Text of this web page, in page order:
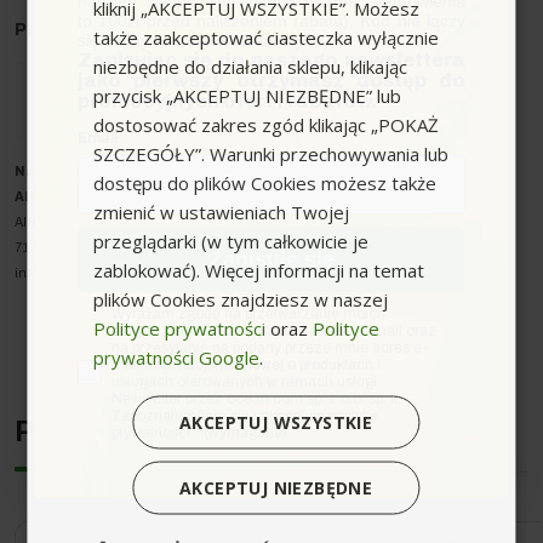
Producent : Karcher
Nazwa producenta oraz o
Alfred Kärcher SE & Co. KG
Alfred-Kärcher-Strasse 28-40
71364 Winnenden
info@karcher.com
Podobne urządzenia
kliknij „AKCEPTUJ WSZYSTKIE”. Możesz
także zaakceptować ciasteczka wyłącznie
niezbędne do działania sklepu, klikając
przycisk „AKCEPTUJ NIEZBĘDNE” lub
dostosować zakres zgód klikając „POKAŻ
SZCZEGÓŁY”. Warunki przechowywania lub
dostępu do plików Cookies możesz także
zmienić w ustawieniach Twojej
przeglądarki (w tym całkowicie je
zablokować). Więcej informacji na temat
plików Cookies znajdziesz w naszej
Polityce prywatności oraz Polityce
prywatności Google.
AKCEPTUJ WSZYSTKIE
AKCEPTUJ NIEZBĘDNE
to 100zł przed naliczeniem rabatu). Kod nie łączy
się z innymi kodami rabatowymi.
Zapisując się do naszego newslettera
jako pierwszy otrzymasz dostęp do
promocyjnych ofert i rabatów.
Zapisuję się
zgodaWyrażam zgodę na przetwarzanie moich
danych osobowych w postaci adresu e-mail oraz
na przesyłanie na podany przeze mnie adres e-
mail informacji handlowej o produktach i
Newsletter przez ocean.com sp. z o.o. sp. k.
Zapoznałem/łam się i akceptuję politykę
prywatności. *(wymagane)